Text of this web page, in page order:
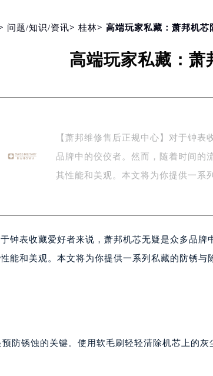
锦路1590号现代传媒中心写字楼5号楼10层1008
国展路29号星耀天地写字楼1号楼18层1803室（需
东市南街777号金华万达广场写字楼4号楼22层
利东路379号世茂天际中心写字楼8层805室（需
广益路705号嘉兴世界贸易中心写字楼A座13层
市东路371-375号世界贸易中心大厦南塔写字楼
南东路5001号华润大厦写字楼17层1701室（需提
音桥步行街2号融恒时代广场写字楼9层902室（
问题/知识/资讯> 桂林> 高端玩家私藏：萧邦机芯
高端玩家私藏：萧
【萧邦维修售后正规中心】对于钟
品牌中的佼佼者。然而，随着时间的
其性能和美观。本文将为你提供一系
钟表收藏爱好者来说，萧邦机芯无疑是众多品
能和美观。本文将为你提供一系列私藏的防锈与
防锈蚀的关键。使用软毛刷轻轻清除机芯上的